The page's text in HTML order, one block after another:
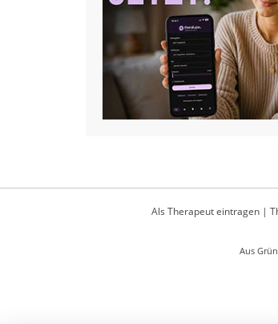
Als Therapeut eintragen|
Aus